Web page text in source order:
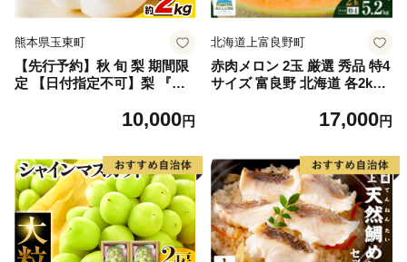
熊本県玉東町
【先行予約】秋 旬 梨 期間限
定 【日付指定不可】梨 『松
ぷり 約2kg 5-7玉前後 《7月
田農園』なし 果物 スイーツ
フルーツ デザート スムージ
ー SDG`s
10,000円
北海道上富良野町
赤肉メロン 2玉 厳選 秀品 特4
サイズ 富良野 北海道 各2kg
富良野 メロン めろん 果物 く
17,000円